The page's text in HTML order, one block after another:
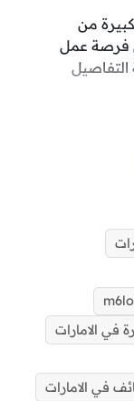
من
فرصة عمل
مجزية للعمل
في الامارات
في الامارات